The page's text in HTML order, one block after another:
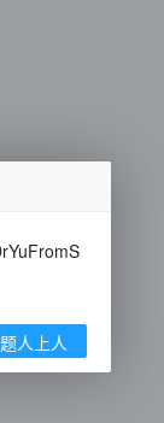
人上人